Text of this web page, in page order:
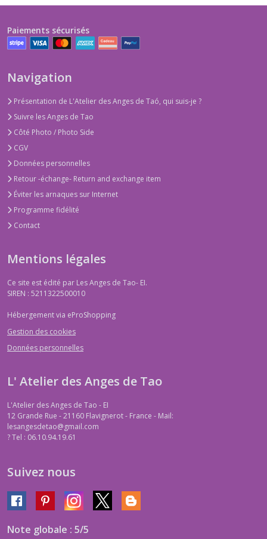
Paiements sécurisés
Navigation
Présentation de L'Atelier des Anges de Taó, qui suis-je ?
Suivre les Anges de Tao
Côté Photo / Photo Side
CGV
Données personnelles
Retour -échange- Return and exchange item
Éviter les arnaques sur Internet
Programme fidélité
Contact
Mentions légales
Ce site est édité par Les Anges de Tao- EI.
SIREN : 5211322500010
Hébergement via eProShopping
Gestion des cookies
Données personnelles
L' Atelier des Anges de Tao
L'Atelier des Anges de Tao - EI
12 Grande Rue - 21160 Flavignerot - France - Mail:
lesangesdetao@gmail.com
?Tel : 06.10.94.19.61
Suivez nous
Note globale : 5/5